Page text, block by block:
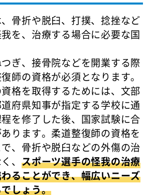
骨折や脱臼、打撲、捻挫など
を、治療する場合に必要な国
ぎ、接骨院などを開業する際
師の資格が必須となります。
格を取得するためには、文部
府県知事が指定する学校に通
を修了した後、国家試験に合
ります。柔道整復師の資格を
、骨折や脱臼などの外傷の治
、スポーツ選手の怪我の治療
ることができ、幅広いニーズ
しょう。